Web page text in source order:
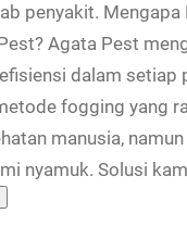
penyakit.
Agata Pest
dalam setiap
fogging yang
manusia,
nyamuk. Solusi